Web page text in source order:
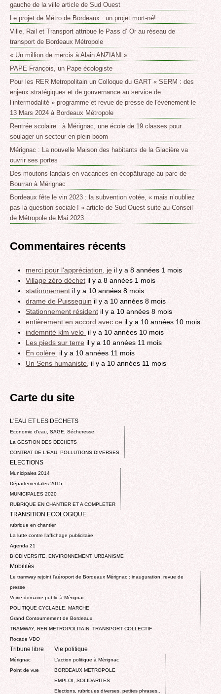
gauche de la ville article de Sud Ouest
Le projet de Métro de Bordeaux : un projet mort-né!
Ville, Rail et Transport attribue le Pass d’ Or au réseau de
transport de Bordeaux Métropole
« Un million de mercis à Alain ANZIANI »
PAPE François, un Pape écologiste
Pour les RER Metropolitain un Colloque du GART « SERM : des
enjeux stratégiques et de gouvernance au service de
l’intermodalité » programme et revue de presse de l'événement le
13 Mars 2024 à Bordeaux Métropole
Rentrée scolaire : à Mérignac, une école de 19 classes pour
soulager un secteur en plein boom
Mérignac : La nouvelle Maison des habitants de la Glacière va
ouvrir ses portes
Des moutons landais en vacances en écopâturage au parc de
Bourran à Mérignac
Bordeaux fête le vin 2023 : la subvention votée, « mais n’oubliez
pas la question sociale ! » article de Sud Ouest suite au Conseil
de Métropole de Mai 2023
Commentaires récents
merci pour l'appréciation, je il y a 8 années 1 mois
Village zéro déchet il y a 8 années 1 mois
stationnement il y a 10 années 8 mois
drame de Puisseguin il y a 10 années 8 mois
Stationnement résident il y a 10 années 8 mois
entièrement en accord avec ce il y a 10 années 10 mois
indemnité klm velo il y a 10 années 10 mois
Les pieds sur terre il y a 10 années 11 mois
En colère il y a 10 années 11 mois
Un Sens humaniste, il y a 10 années 11 mois
Carte du site
L'EAU ET LES DECHETS
Economie d’eau, SAGE, Sécheresse
La GESTION DES DECHETS
CONTRAT DE L'EAU, POLLUTIONS DIVERSES
ELECTIONS
Municipales 2014
Départementales 2015
MUNICIPALES 2020
RUBRIQUE EN CHANTIER ET A COMPLETER
TRANSITION ECOLOGIQUE
rubrique en chantier
La lutte contre l’affichage publicitaire
Agenda 21
BIODIVERSITE, ENVIRONNEMENT, URBANISME
Mobilités
Le tramway rejoint l'aéroport de Bordeaux Mérignac : inauguration, revue de
presse
Voirie domaine public à Mérignac
POLITIQUE CYCLABLE, MARCHE
Grand Contournement de Bordeaux
TRAMWAY, RER METROPOLITAIN, TRANSPORT COLLECTIF
Rocade VDO
Tribune libre
Mérignac
Point de vue
Vie politique
L’action politique à Mérignac
BORDEAUX METROPOLE
EMPLOI, SOLIDARITES
Elections, rubriques diverses, petites phrases..